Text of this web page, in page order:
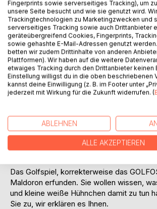
Auf die Merkliste
Titel bewerten
Sie interessieren sich für die wahre
des Golfspiels? Nun, dann lassen Sie sich
schnöden irdischen Erklärungen
Das Golfspiel, korrekterweise das
Maldoron erfunden. Sie wollen wissen,
und kleine weiße Hühnchen damit zu tun
Sie zu, wir erklären es Ihnen.
Fingerprints sowie serverseitiges Tracking), um
unsere Seite besucht und wie sie genutzt wird.
Trackingtechnologien zu Marketingzwecken und
serverseitiges Tracking sowie auch Drittanbieter
geräteübergreifend Cookies, Fingerprints,
sowie gehashte E-Mail-Adressen genutzt
betten wir zudem Drittinhalte von anderen
Plattformen). Wir haben auf die weitere
etwaiges Tracking durch den Drittanbieter keinen
Einstellung willigst du in die oben beschriebenen
kannst deine Einwilligung (z. B. im Footer unter
jederzeit mit Wirkung für die Zukunft widerrufen. (
ABLEHNEN
ALLE AKZEPTIEREN